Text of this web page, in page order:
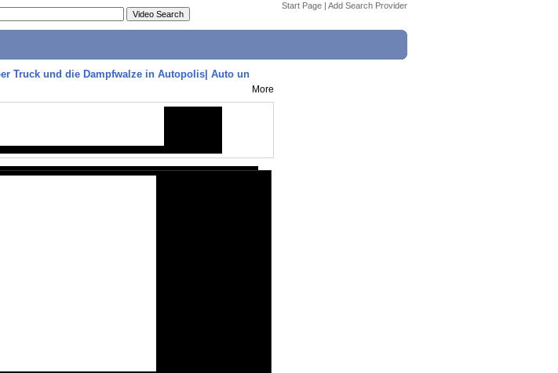
Start Page | Add Search Provider
Truck und die Dampfwalze in Autopolis| Auto un
More